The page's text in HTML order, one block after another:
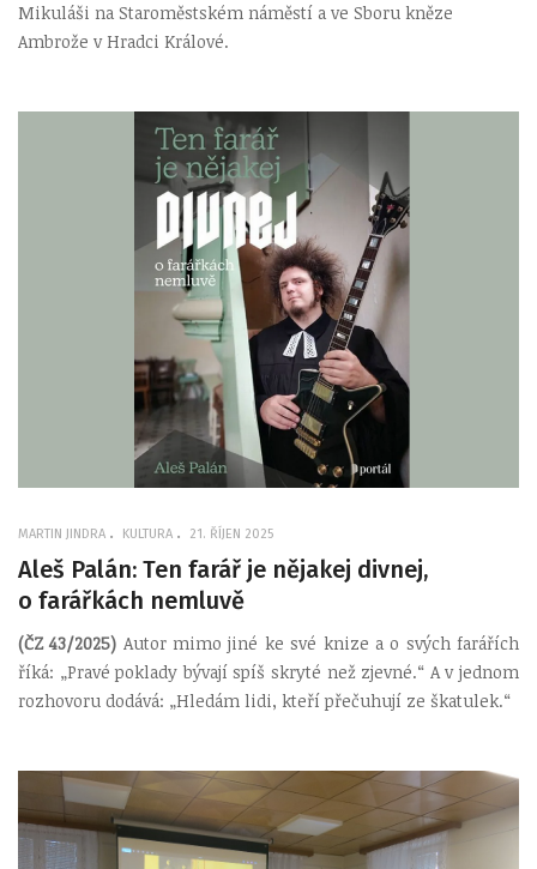
Mikuláši na Staroměstském náměstí a ve Sboru kněze
Ambrože v Hradci Králové.
MARTIN JINDRA KULTURA 21. ŘÍJEN 2025
Aleš Palán: Ten farář je nějakej divnej,
o farářkách nemluvě
(ČZ 43/2025) Autor mimo jiné ke své knize a o svých farářích
říká: „Pravé poklady bývají spíš skryté než zjevné.“ A v jednom
rozhovoru dodává: „Hledám lidi, kteří přečuhují ze škatulek.“